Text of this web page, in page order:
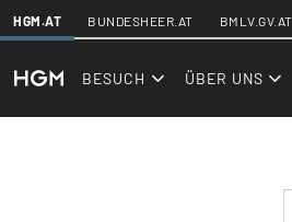
HGM.AT BUNDESHEER.AT BMLV.GV.AT
BESUCH ÜBER UNS
hgm.at